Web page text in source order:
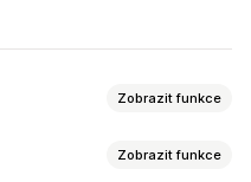
Zobrazit funkce
Zobrazit funkce